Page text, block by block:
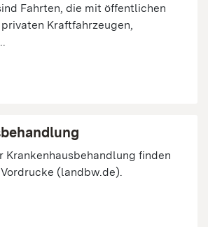
Fahrten, die mit öffentlichen
Kraftfahrzeugen,
Krankenhausbehandlung finden
(landbw.de).